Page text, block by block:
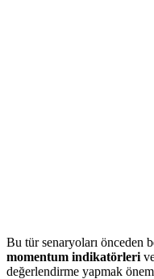
Bu tür senaryoları önceden
momentum indikatörleri
değerlendirme yapmak